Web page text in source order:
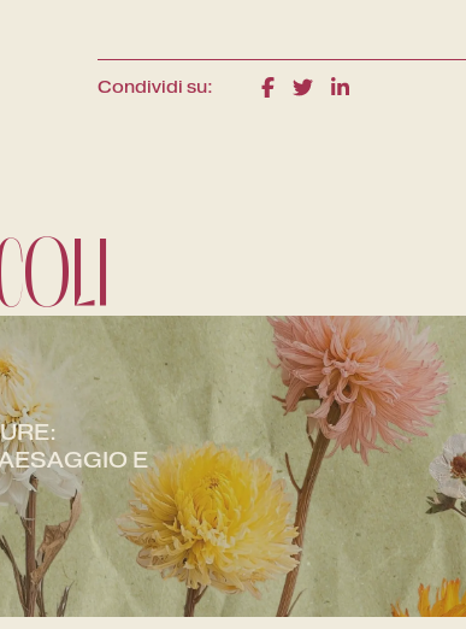
Condividi su:
E